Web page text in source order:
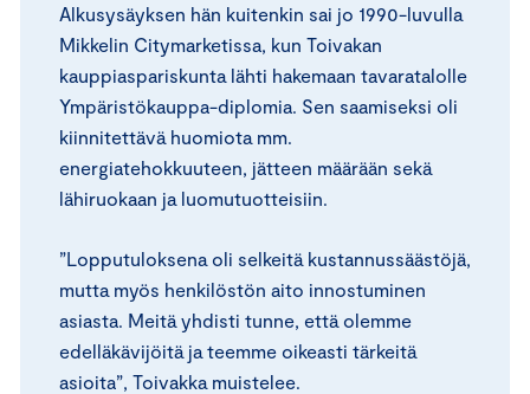
Alkusysäyksen hän kuitenkin sai jo 1990-luvulla
Mikkelin Citymarketissa, kun Toivakan
kauppiaspariskunta lähti hakemaan tavaratalolle
Ympäristökauppa-diplomia. Sen saamiseksi oli
kiinnitettävä huomiota mm.
energiatehokkuuteen, jätteen määrään sekä
lähiruokaan ja luomutuotteisiin.
”Lopputuloksena oli selkeitä kustannussäästöjä,
mutta myös henkilöstön aito innostuminen
asiasta. Meitä yhdisti tunne, että olemme
edelläkävijöitä ja teemme oikeasti tärkeitä
asioita”, Toivakka muistelee.